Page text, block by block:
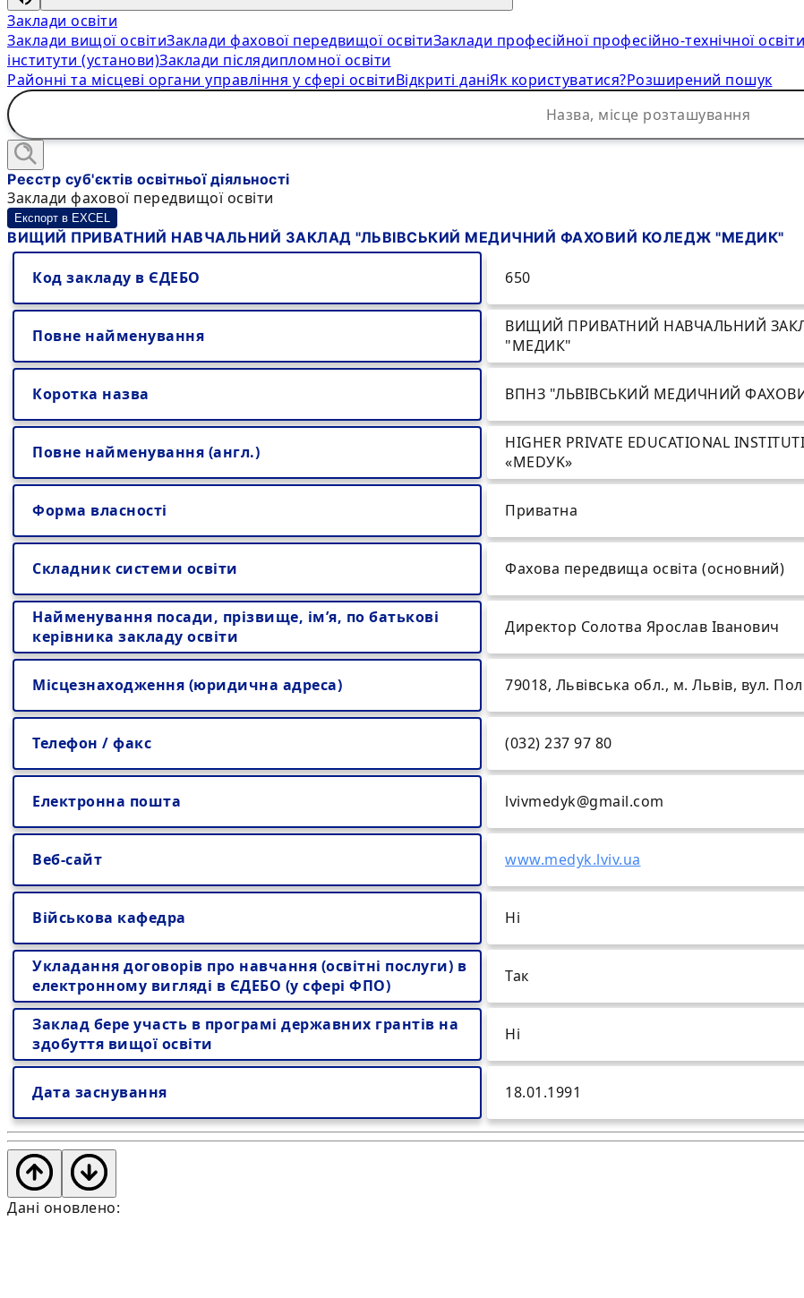
Заклади освіти
Заклади вищої освітиЗаклади фахової передвищої освітиЗаклади професійної професійно-технічної освіти
інститути (установи)Заклади післядипломної освіти
Районні та місцеві органи управління у сфері освітиВідкриті даніЯк користуватися?Розширений пошук
Реєстр суб'єктів освітньої діяльності
Заклади фахової передвищої освіти
Експорт в EXCEL
ВИЩИЙ ПРИВАТНИЙ НАВЧАЛЬНИЙ ЗАКЛАД "ЛЬВІВСЬКИЙ МЕДИЧНИЙ ФАХОВИЙ КОЛЕДЖ "МЕДИК"
Код закладу в ЄДЕБО 650
Повне найменування
ВИЩИЙ ПРИВАТНИЙ НАВЧАЛЬНИЙ
"МЕДИК"
Коротка назва ВПНЗ "ЛЬВІВСЬКИЙ МЕДИЧНИЙ
Повне найменування (англ.)
HIGHER PRIVATE EDUCATIONAL
«MEDУK»
Форма власності Приватна
Складник системи освіти Фахова передвища освіта (основний)
Найменування посади, прізвище, ім’я, по батькові
керівника закладу освіти
Директор Солотва Ярослав Іванович
Місцезнаходження (юридична адреса) 79018, Львівська обл., м. Львів, вул.
Телефон / факс (032) 237 97 80
Електронна пошта lvivmedyk@gmail.com
Веб-сайт www.medyk.lviv.ua
Військова кафедра Ні
Укладання договорів про навчання (освітні послуги) в
електронному вигляді в ЄДЕБО (у сфері ФПО)
Так
Заклад бере участь в програмі державних грантів на
здобуття вищої освіти
Ні
Дата заснування 18.01.1991
Дані оновлено: